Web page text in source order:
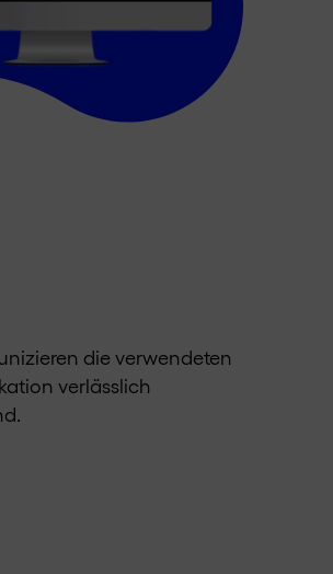
die verwendeten
verlässlich